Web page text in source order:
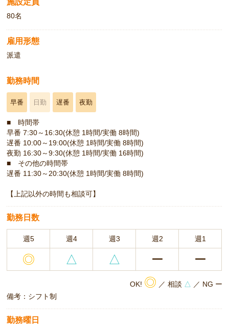
80名
雇用形態
派遣
勤務時間
早番 日勤 遅番 夜勤
■ 時間帯
早番 7:30～16:30(休憩 1時間/実働 8時間)
遅番 10:00～19:00(休憩 1時間/実働 8時間)
夜勤 16:30～9:30(休憩 1時間/実働 16時間)
■ その他の時間帯
遅番 11:30～20:30(休憩 1時間/実働 8時間)
【上記以外の時間も相談可】
勤務日数
週5 週4 週3 週2 週1
◎ △ △ ー ー
OK! ◎ ／ 相談 △ ／ NG ー
備考：シフト制
勤務曜日